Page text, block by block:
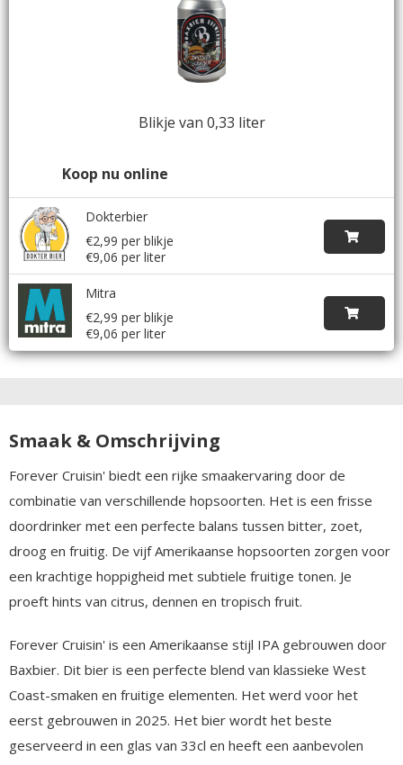
Blikje van 0,33 liter
Koop nu online
Dokterbier
€2,99 per blikje
€9,06 per liter
Mitra
€2,99 per blikje
€9,06 per liter
Smaak & Omschrijving
Forever Cruisin' biedt een rijke smaakervaring door de
combinatie van verschillende hopsoorten. Het is een frisse
doordrinker met een perfecte balans tussen bitter, zoet,
droog en fruitig. De vijf Amerikaanse hopsoorten zorgen voor
een krachtige hoppigheid met subtiele fruitige tonen. Je
proeft hints van citrus, dennen en tropisch fruit.
Forever Cruisin' is een Amerikaanse stijl IPA gebrouwen door
Baxbier. Dit bier is een perfecte blend van klassieke West
Coast-smaken en fruitige elementen. Het werd voor het
eerst gebrouwen in 2025. Het bier wordt het beste
geserveerd in een glas van 33cl en heeft een aanbevolen